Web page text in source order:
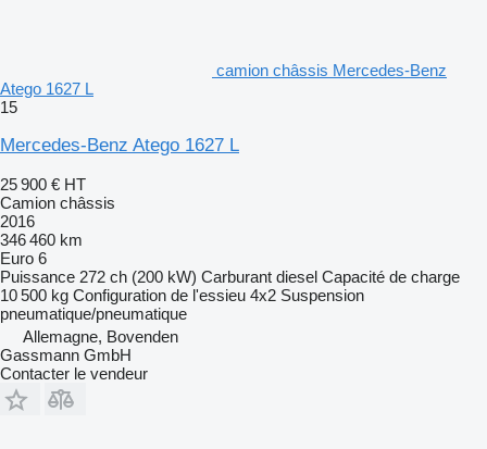
camion châssis Mercedes-Benz
Atego 1627 L
15
Mercedes-Benz Atego 1627 L
25 900 € HT
Camion châssis
2016
346 460 km
Euro 6
Puissance 272 ch (200 kW) Carburant diesel Capacité de charge
10 500 kg Configuration de l'essieu 4x2 Suspension
pneumatique/pneumatique
Allemagne, Bovenden
Gassmann GmbH
Contacter le vendeur